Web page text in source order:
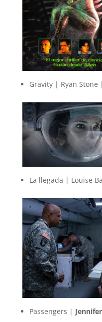
Gravity | Ryan Stone |
La llegada | Louise
Passengers |